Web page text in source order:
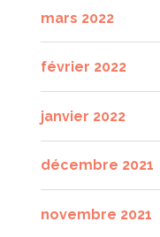
mars 2022
février 2022
janvier 2022
décembre 2021
novembre 2021